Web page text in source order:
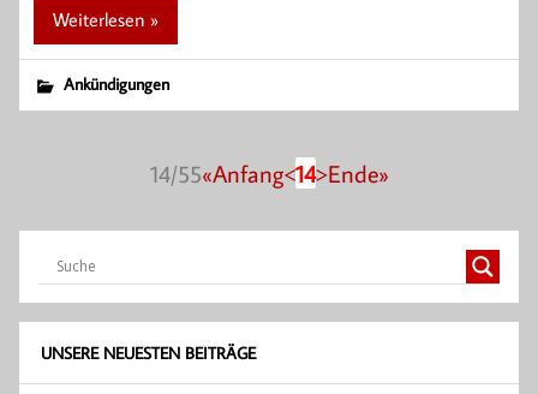
Weiterlesen »
Ankündigungen
14/55«Anfang<14>Ende»
UNSERE NEUESTEN BEITRÄGE